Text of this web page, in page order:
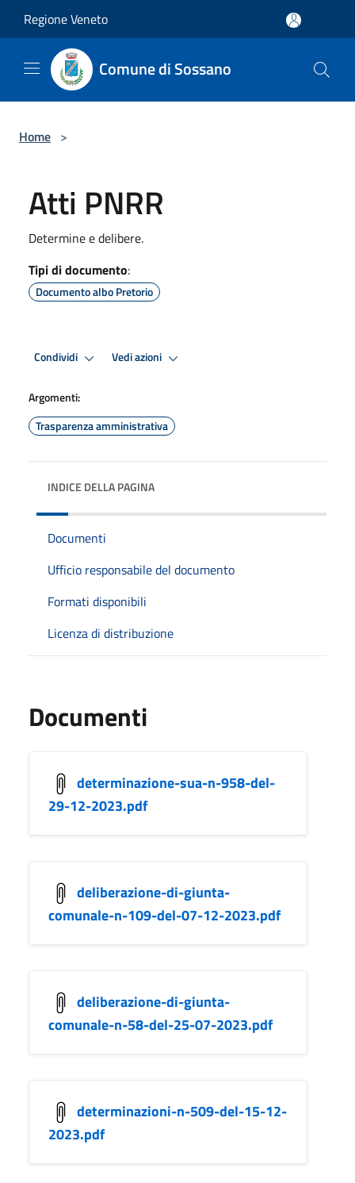
Regione Veneto
Comune di Sossano
Home >
Atti PNRR
Determine e delibere.
Tipi di documento:
Documento albo Pretorio
Condividi Vedi azioni
Argomenti:
Trasparenza amministrativa
INDICE DELLA PAGINA
Documenti
Ufficio responsabile del documento
Formati disponibili
Licenza di distribuzione
Documenti
determinazione-sua-n-958-del-
29-12-2023.pdf
deliberazione-di-giunta-
comunale-n-109-del-07-12-2023.pdf
deliberazione-di-giunta-
comunale-n-58-del-25-07-2023.pdf
determinazioni-n-509-del-15-12-
2023.pdf